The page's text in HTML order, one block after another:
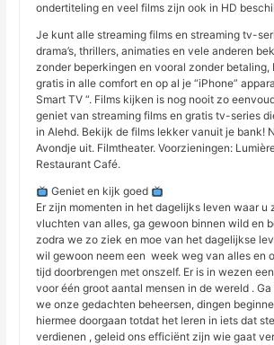
ondertiteling en veel films zijn ook in HD
Je kunt alle streaming films en streaming tv-
drama’s, thrillers, animaties en vele anderen
zonder beperkingen en vooral zonder betaling,
gratis in alle comfort en op al je “iPhone”
Smart TV “. Films kijken is nog nooit zo
geniet van streaming films en gratis tv-series
in Alehd. Bekijk de films lekker vanuit je bank!
Avondje uit. Filmtheater. Voorzieningen:
Restaurant Café.
Geniet en kijk goed
Er zijn momenten in het dagelijks leven waar u
vluchten van alles, ga gewoon binnen wild en
zodra we zo ziek en moe van het dagelijkse
wil gewoon neem een ​​ week weg van alles en
tijd doorbrengen met onszelf. Er is in wezen
voor één groot aantal mensen in de wereld .
we onze gedachten beheersen, dingen
hiermee doorgaan totdat het leren in iets dat
verdienen , geleid ons efficiënt zijn wie gaat